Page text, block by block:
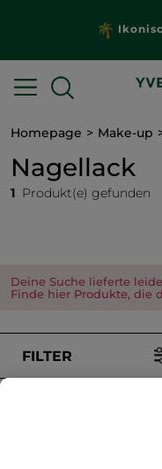
Homepage Make-up
Nagellack
1 Produkt(e) gefunden
Deine Suche lieferte
Finde hier Produkte, die
FILTER